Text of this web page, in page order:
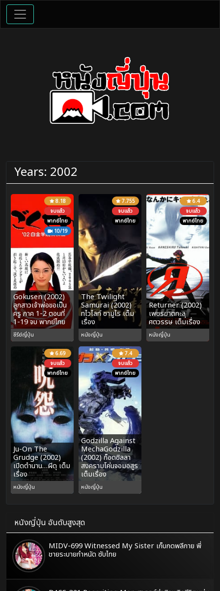
Years: 2002
8.18
จบแล้ว
พากย์ไทย
10/19
Gokusen (2002)
ลูกสาวเจ้าพ่อขอเป็น
ครู ภาค 1-2 ตอนที่
1-19 จบ พากย์ไทย
ซีรีย์ญี่ปุ่น
7.755
จบแล้ว
พากย์ไทย
The Twilight
Samurai (2002)
ทไวไลท์ ซามูไร เต็ม
เรื่อง
หนังญี่ปุ่น
6.4
จบแล้ว
พากย์ไทย
Returner (2002)
เพชรฆาตทะลุ
ศตวรรษ เต็มเรื่อง
หนังญี่ปุ่น
6.69
จบแล้ว
พากย์ไทย
Ju-On The
Grudge (2002)
เปิดตำนาน…ผีดุ เต็ม
เรื่อง
หนังญี่ปุ่น
7.4
จบแล้ว
พากย์ไทย
Godzilla Against
MechaGodzilla
(2002) ก็อดซิลลา
สงครามโค่นจอมอสูร
เต็มเรื่อง
หนังญี่ปุ่น
หนังญี่ปุ่น อันดับสูงสุด
MIDV-699 Witnessed My Sister เก็บกดพลีกาย พี่
ชายระบายกำหนัด ซับไทย